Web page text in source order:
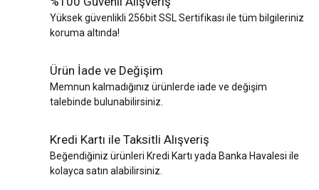
Yüksek güvenlikli 256bit SSL Sertifikası ile tüm bilgileriniz
koruma altında!
Ürün İade ve Değişim
Memnun kalmadığınız ürünlerde iade ve değişim
talebinde bulunabilirsiniz.
Kredi Kartı ile Taksitli Alışveriş
Beğendiğiniz ürünleri Kredi Kartı yada Banka Havalesi ile
kolayca satın alabilirsiniz.